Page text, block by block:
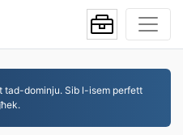
dominju. Sib l-isem perfett